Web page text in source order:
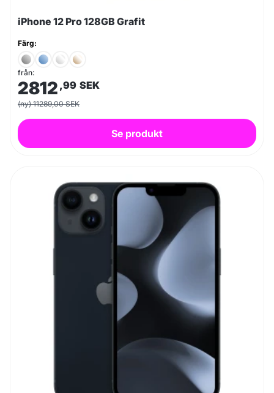
iPhone 12 Pro 128GB Grafit
Färg:
från:
2812 ,99 SEK
(ny) 11289,00 SEK
Se produkt